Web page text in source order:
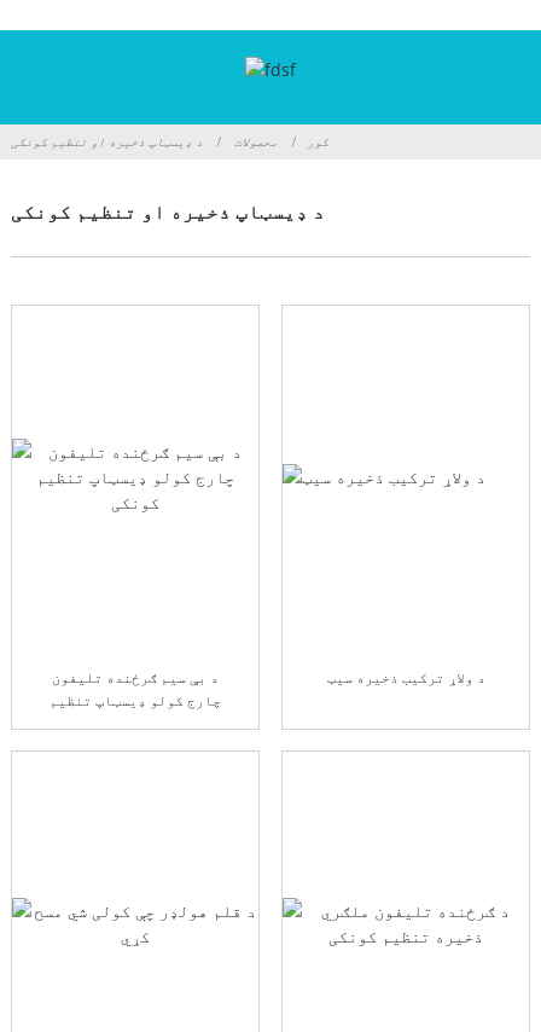
کور محصولات د ډیسټاپ ذخیره او تنظیم کونکی
د ډیسټاپ ذخیره او تنظیم کونکی
د بې سیم ګرځنده تلیفون
چارج کولو ډیسټاپ تنظیم
د ولاړ ترکیب ذخیره سیټ